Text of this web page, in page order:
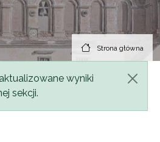
Strona główna
wyniki
sekcji.